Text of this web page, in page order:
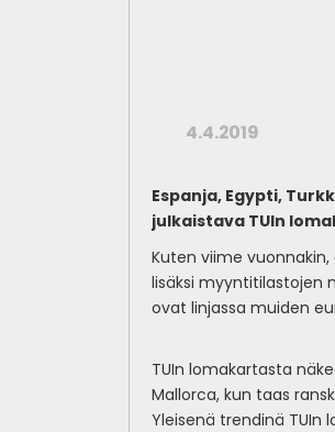
4.4.2019
Espanja, Egypti,
julkaistava TUIn
Kuten viime
lisäksi myyntitilastojen
ovat linjassa muiden
TUIn lomakartasta
Mallorca, kun taas
Yleisenä trendinä TUIn